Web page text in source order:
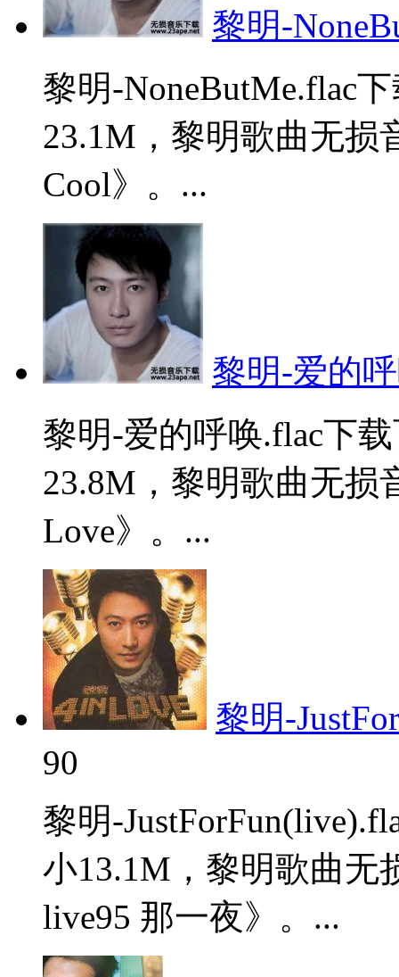
黎明-
黎明-NoneButMe.flac
23.1M，黎明歌曲无损
Cool》。...
黎明-爱的
黎明-爱的呼唤.flac下
23.8M，黎明歌曲无损
Love》。...
黎明-
90
黎明-
小13.1M，黎明歌曲无
live95 那一夜》。...